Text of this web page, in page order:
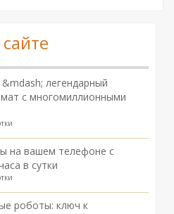
легендарный
с многомиллионными
на вашем телефоне с
в сутки
роботы: ключ к